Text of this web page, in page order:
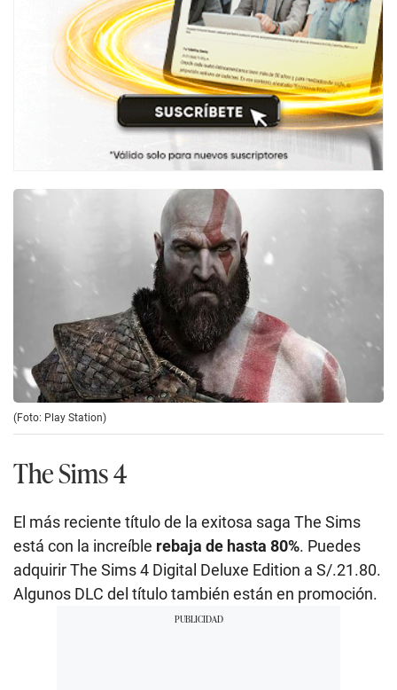
(Foto: Play Station)
The Sims 4
El más reciente título de la exitosa saga The Sims
está con la increíble rebaja de hasta 80%. Puedes
adquirir The Sims 4 Digital Deluxe Edition a S/.21.80.
Algunos DLC del título también están en promoción.